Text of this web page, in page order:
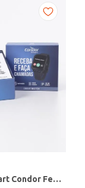
Relógio Smart Condor Feminino ROSE